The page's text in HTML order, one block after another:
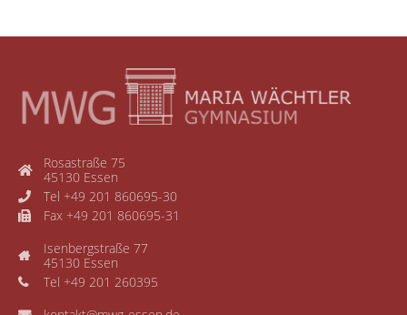
Rosastraße 75
45130 Essen
Tel +49 201 860695-30
Fax +49 201 860695-31
Isenbergstraße 77
45130 Essen
Tel +49 201 260395